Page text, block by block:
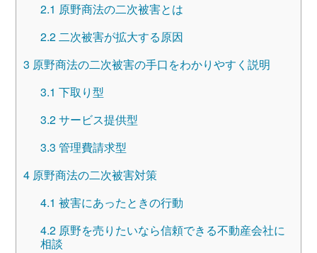
2.1 原野商法の二次被害とは
2.2二次被害が拡大する原因
3 原野商法の二次被害の手口をわかりやすく説明
3.1 下取り型
3.2サービス提供型
3.3 管理費請求型
4原野商法の二次被害対策
4.1 被害にあったときの行動
4.2原野を売りたいなら信頼できる不動産会社に
相談